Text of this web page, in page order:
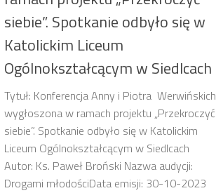
siebie”. Spotkanie odbyło się w
Katolickim Liceum
Ogólnokształcącym w Siedlcach
Tytuł: Konferencja Anny i Piotra Werwińskich
wygłoszona w ramach projektu „Przekroczyć
siebie”. Spotkanie odbyło się w Katolickim
Liceum Ogólnokształcącym w Siedlcach
Autor: Ks. Paweł Broński Nazwa audycji:
Drogami młodościData emisji: 30-10-2023